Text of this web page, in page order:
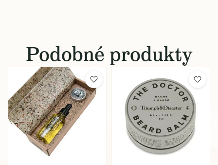
Podobné produkty